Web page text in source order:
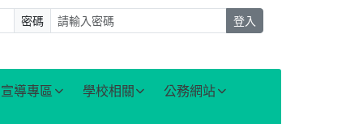
密碼 登入
宣導專區 學校相關 公務網站